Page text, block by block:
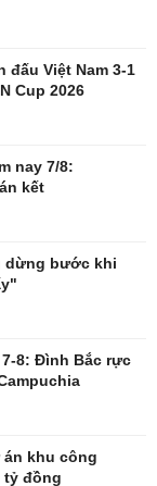
đấu Việt Nam 3-1
Cup 2026
nay 7/8:
kết
dừng bước khi
7-8: Đình Bắc rực
khu công
tỷ đồng